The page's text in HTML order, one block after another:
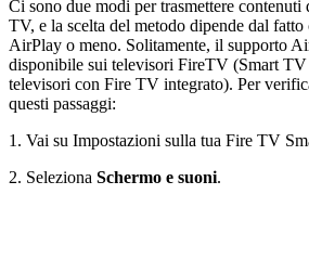
Ci sono due modi per trasmettere
TV, e la scelta del metodo dipende dal
AirPlay o meno. Solitamente, il supporto
disponibile sui televisori FireTV (Smart
televisori con Fire TV integrato). Per
questi passaggi:
1. Vai su Impostazioni sulla tua Fire TV
2. Seleziona Schermo e suoni.